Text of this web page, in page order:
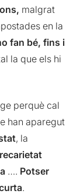
malgrat
en la
fan bé, fins i
la que els hi
perquè cal
han aparegut
, la
…. Potser
.